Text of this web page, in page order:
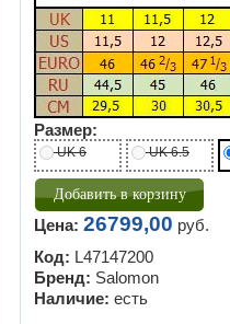
Размер:
UK 6 UK 6.5
Цена: 26799,00 руб.
Код: L47147200
Бренд: Salomon
Наличие: есть